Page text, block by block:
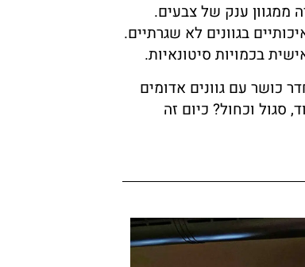
ממגוון ענק של צבעים.
בגוונים לא שגרתיים.
בכמויות סיטונאיות.
כושר עם גוונים אדומים
וכחול? כיום זה